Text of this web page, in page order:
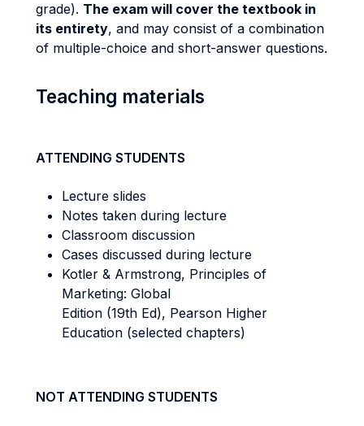
grade). The exam will cover the textbook in
its entirety, and may consist of a combination
of multiple-choice and short-answer questions.
Teaching materials
ATTENDING STUDENTS
Lecture slides
Notes taken during lecture
Classroom discussion
Cases discussed during lecture
Kotler & Armstrong, Principles of
Marketing: Global
Edition (19th Ed), Pearson Higher
Education (selected chapters)
NOT ATTENDING STUDENTS